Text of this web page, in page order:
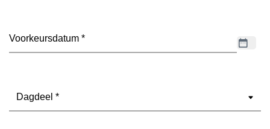
Datum (Vereist)
Dagdeel (Vereist)